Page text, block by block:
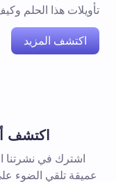
تأويلات هذا الحلم
اكتشف المزيد
اكتشف
اشترك في نشرتنا
عميقة تلقي الضوء